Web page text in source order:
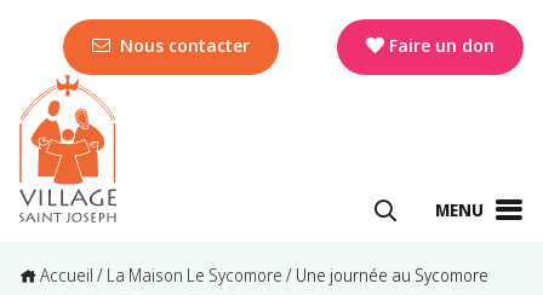
Nous contacter Faire un don
MENU
Accueil / La Maison Le Sycomore / Une journée au Sycomore